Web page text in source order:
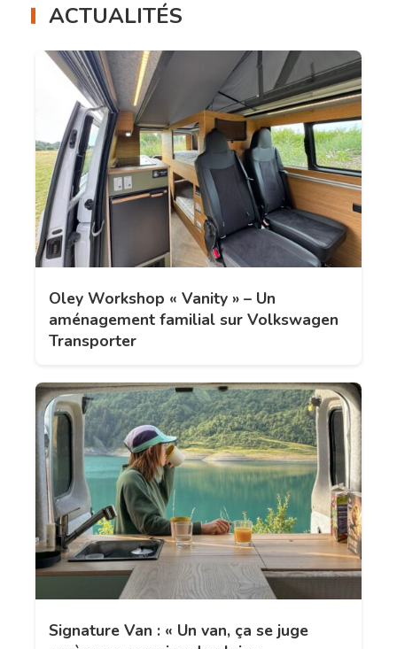
ACTUALITÉS
Oley Workshop « Vanity » – Un
aménagement familial sur Volkswagen
Transporter
Signature Van : « Un van, ça se juge